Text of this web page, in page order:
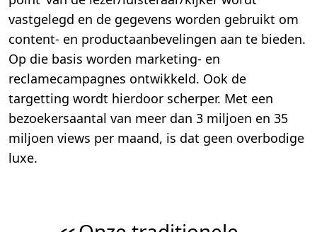
vastgelegd en de gegevens worden gebruikt om
content- en productaanbevelingen aan te bieden.
Op die basis worden marketing- en
reclamecampagnes ontwikkeld. Ook de
targetting wordt hierdoor scherper. Met een
bezoekersaantal van meer dan 3 miljoen en 35
miljoen views per maand, is dat geen overbodige
luxe.